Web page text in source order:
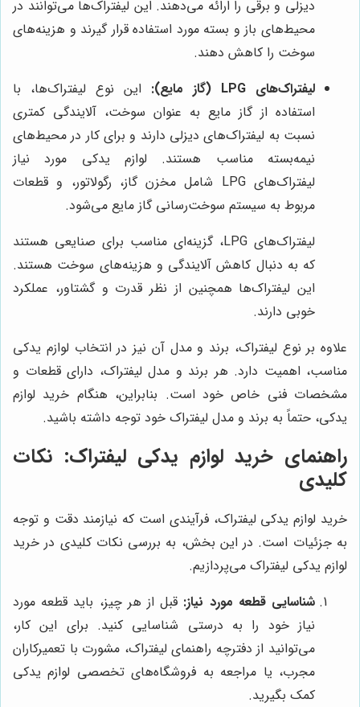
دیزلی و برقی را ارائه می‌دهند. این لیفتراک‌ها می‌توانند در
محیط‌های باز و بسته مورد استفاده قرار گیرند و هزینه‌های
سوخت را کاهش دهند.
لیفتراک‌های LPG (گاز مایع):
این نوع لیفتراک‌ها، با
استفاده از گاز مایع به عنوان سوخت، آلایندگی کمتری
نسبت به لیفتراک‌های دیزلی دارند و برای کار در محیط‌های
نیمه‌بسته مناسب هستند. لوازم یدکی مورد نیاز
لیفتراک‌های LPG شامل مخزن گاز، رگولاتور، و قطعات
مربوط به سیستم سوخت‌رسانی گاز مایع می‌شود.
لیفتراک‌های LPG، گزینه‌ای مناسب برای صنایعی هستند
که به دنبال کاهش آلایندگی و هزینه‌های سوخت هستند.
این لیفتراک‌ها همچنین از نظر قدرت و گشتاور، عملکرد
خوبی دارند.
علاوه بر نوع لیفتراک، برند و مدل آن نیز در انتخاب لوازم یدکی
مناسب، اهمیت دارد. هر برند و مدل لیفتراک، دارای قطعات و
مشخصات فنی خاص خود است. بنابراین، هنگام خرید لوازم
یدکی، حتماً به برند و مدل لیفتراک خود توجه داشته باشید.
راهنمای خرید لوازم یدکی لیفتراک: نکات
کلیدی
خرید لوازم یدکی لیفتراک، فرآیندی است که نیازمند دقت و توجه
به جزئیات است. در این بخش، به بررسی نکات کلیدی در خرید
لوازم یدکی لیفتراک می‌پردازیم.
شناسایی قطعه مورد نیاز: قبل از هر چیز، باید قطعه مورد
نیاز خود را به درستی شناسایی کنید. برای این کار،
می‌توانید از دفترچه راهنمای لیفتراک، مشورت با تعمیرکاران
مجرب، یا مراجعه به فروشگاه‌های تخصصی لوازم یدکی
کمک بگیرید.